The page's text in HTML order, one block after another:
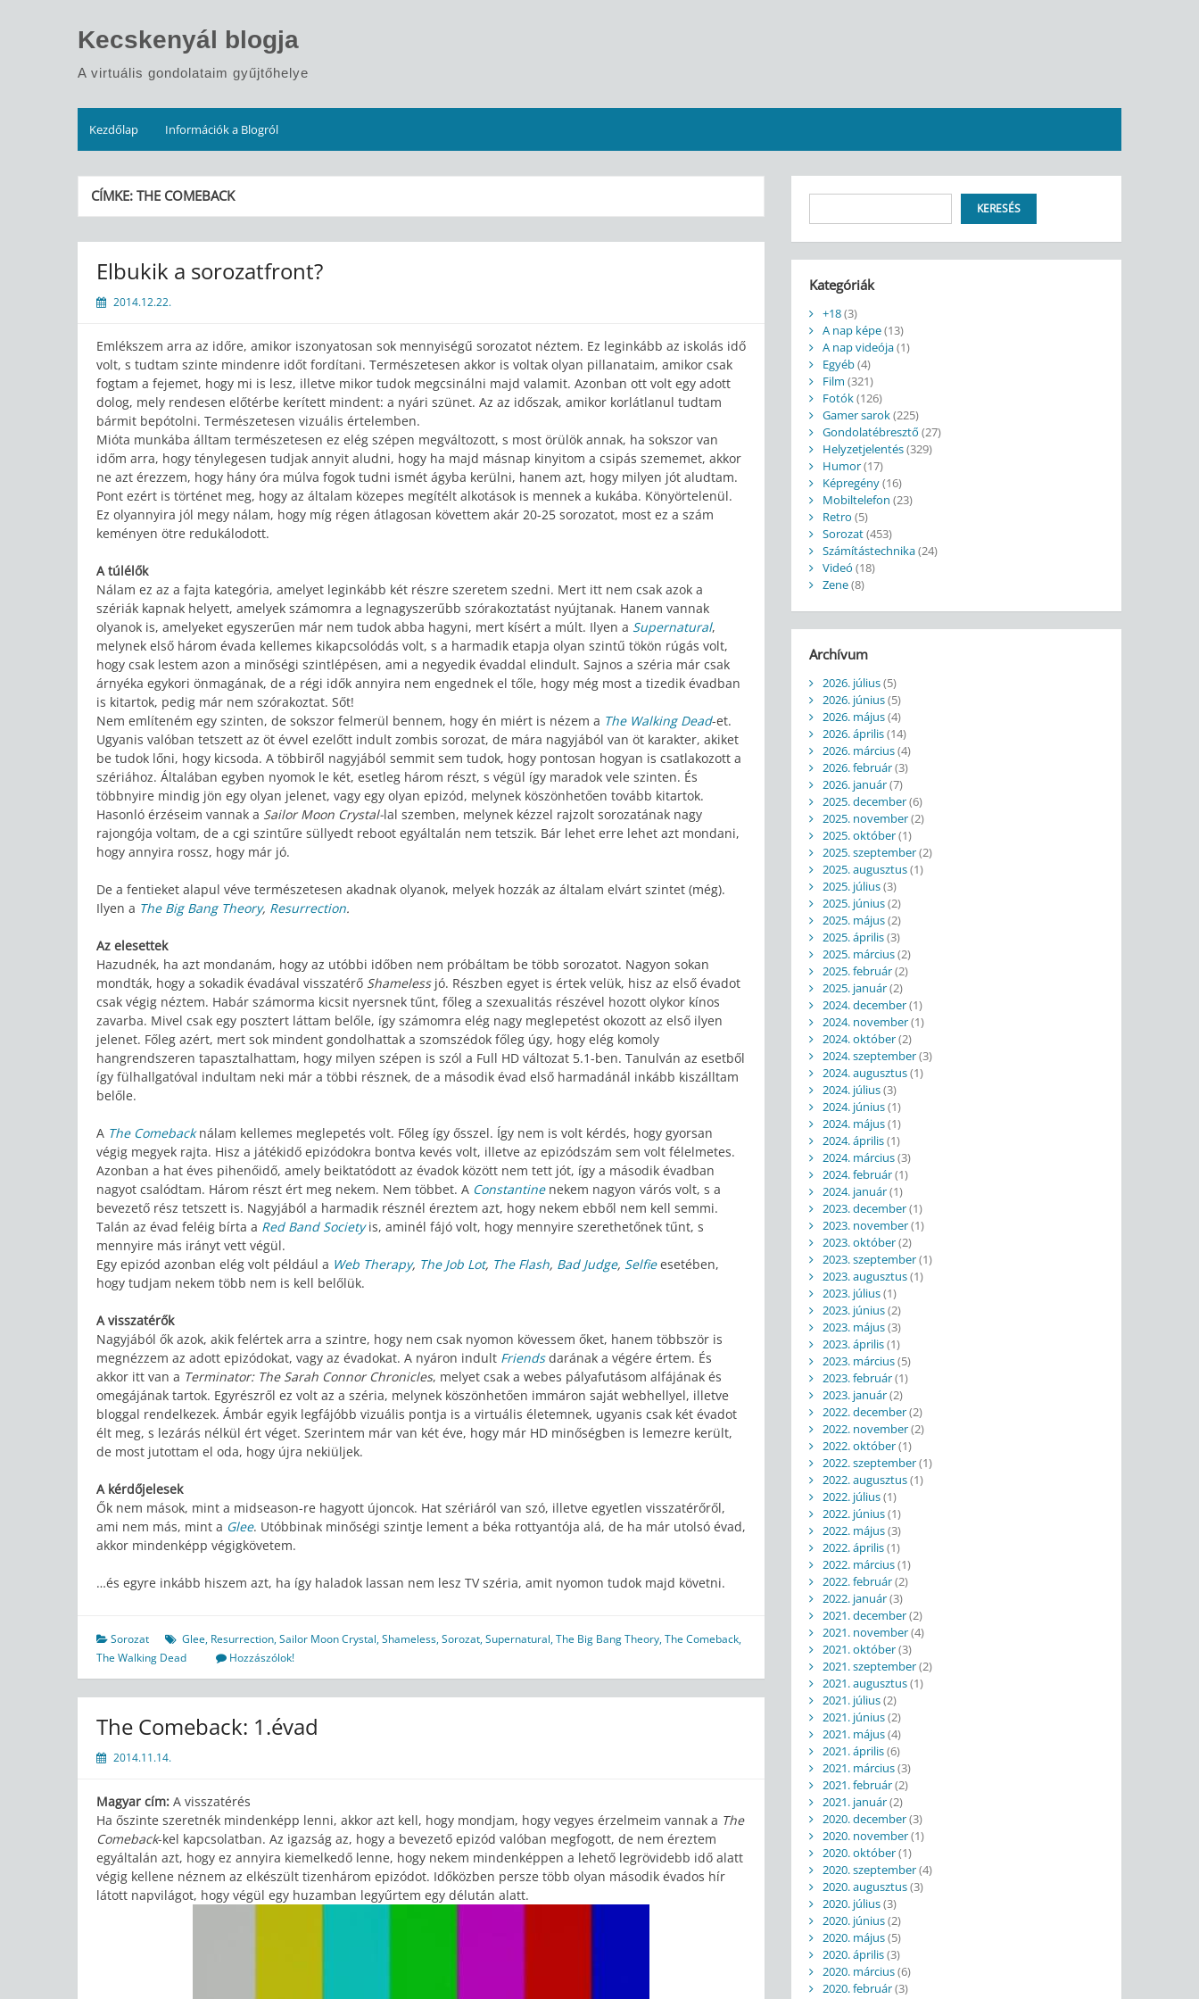
Kecskenyál blogja
A virtuális gondolataim gyűjtőhelye
Kezdőlap Információk a Blogról
CÍMKE:THE COMEBACK
Elbukik a sorozatfront?
2014.12.22.
Emlékszem arra az időre, amikor iszonyatosan sok mennyiségű sorozatot néztem. Ez leginkább az iskolás idő
volt, s tudtam szinte mindenre időt fordítani. Természetesen akkor is voltak olyan pillanataim, amikor csak
fogtam a fejemet, hogy mi is lesz, illetve mikor tudok megcsinálni majd valamit. Azonban ott volt egy adott
dolog, mely rendesen előtérbe kerített mindent: a nyári szünet. Az az időszak, amikor korlátlanul tudtam
bármit bepótolni. Természetesen vizuális értelemben.
Mióta munkába álltam természetesen ez elég szépen megváltozott, s most örülök annak, ha sokszor van
időm arra, hogy ténylegesen tudjak annyit aludni, hogy ha majd másnap kinyitom a csipás szememet, akkor
ne azt érezzem, hogy hány óra múlva fogok tudni ismét ágyba kerülni, hanem azt, hogy milyen jót aludtam.
Pont ezért is történet meg, hogy az általam közepes megítélt alkotások is mennek a kukába. Könyörtelenül.
Ez olyannyira jól megy nálam, hogy míg régen átlagosan követtem akár 20-25 sorozatot, most ez a szám
keményen ötre redukálodott.
A túlélők
Nálam ez az a fajta kategória, amelyet leginkább két részre szeretem szedni. Mert itt nem csak azok a
szériák kapnak helyett, amelyek számomra a legnagyszerűbb szórakoztatást nyújtanak. Hanem vannak
olyanok is, amelyeket egyszerűen már nem tudok abba hagyni, mert kísért a múlt. Ilyen a Supernatural,
melynek első három évada kellemes kikapcsolódás volt, s a harmadik etapja olyan szintű tökön rúgás volt,
hogy csak lestem azon a minőségi szintlépésen, ami a negyedik évaddal elindult. Sajnos a széria már csak
árnyéka egykori önmagának, de a régi idők annyira nem engednek el tőle, hogy még most a tizedik évadban
is kitartok, pedig már nem szórakoztat. Sőt!
Nem említeném egy szinten, de sokszor felmerül bennem, hogy én miért is nézem a The Walking Dead-et.
Ugyanis valóban tetszett az öt évvel ezelőtt indult zombis sorozat, de mára nagyjából van öt karakter, akiket
be tudok lőni, hogy kicsoda. A többiről nagyjából semmit sem tudok, hogy pontosan hogyan is csatlakozott a
szériához. Általában egyben nyomok le két, esetleg három részt, s végül így maradok vele szinten. És
többnyire mindig jön egy olyan jelenet, vagy egy olyan epizód, melynek köszönhetően tovább kitartok.
Hasonló érzéseim vannak a Sailor Moon Crystal-lal szemben, melynek kézzel rajzolt sorozatának nagy
rajongója voltam, de a cgi szintűre süllyedt reboot egyáltalán nem tetszik. Bár lehet erre lehet azt mondani,
hogy annyira rossz, hogy már jó.
De a fentieket alapul véve természetesen akadnak olyanok, melyek hozzák az általam elvárt szintet (még).
Ilyen a The Big Bang Theory, Resurrection.
Az elesettek
Hazudnék, ha azt mondanám, hogy az utóbbi időben nem próbáltam be több sorozatot. Nagyon sokan
mondták, hogy a sokadik évadával visszatérő Shameless jó. Részben egyet is értek velük, hisz az első évadot
csak végig néztem. Habár számorma kicsit nyersnek tűnt, főleg a szexualitás részével hozott olykor kínos
zavarba. Mivel csak egy posztert láttam belőle, így számomra elég nagy meglepetést okozott az első ilyen
jelenet. Főleg azért, mert sok mindent gondolhattak a szomszédok főleg úgy, hogy elég komoly
hangrendszeren tapasztalhattam, hogy milyen szépen is szól a Full HD változat 5.1-ben. Tanulván az esetből
így fülhallgatóval indultam neki már a többi résznek, de a második évad első harmadánál inkább kiszálltam
belőle.
A The Comeback nálam kellemes meglepetés volt. Főleg így ősszel. Így nem is volt kérdés, hogy gyorsan
végig megyek rajta. Hisz a játékidő epizódokra bontva kevés volt, illetve az epizódszám sem volt félelmetes.
Azonban a hat éves pihenőidő, amely beiktatódott az évadok között nem tett jót, így a második évadban
nagyot csalódtam. Három részt ért meg nekem. Nem többet. A Constantine nekem nagyon várós volt, s a
bevezető rész tetszett is. Nagyjából a harmadik résznél éreztem azt, hogy nekem ebből nem kell semmi.
Talán az évad feléig bírta a Red Band Societyis, aminél fájó volt, hogy mennyire szerethetőnek tűnt, s
mennyire más irányt vett végül.
Egy epizód azonban elég volt például a Web Therapy, The Job Lot, The Flash, Bad Judge, Selfie esetében,
hogy tudjam nekem több nem is kell belőlük.
A visszatérők
Nagyjából ők azok, akik felértek arra a szintre, hogy nem csak nyomon kövessem őket, hanem többször is
megnézzem az adott epizódokat, vagy az évadokat. A nyáron indult Friends darának a végére értem. És
akkor itt van a Terminator: The Sarah Connor Chronicles, melyet csak a webes pályafutásom alfájának és
omegájának tartok. Egyrészről ez volt az a széria, melynek köszönhetően immáron saját webhellyel, illetve
bloggal rendelkezek. Ámbár egyik legfájóbb vizuális pontja is a virtuális életemnek, ugyanis csak két évadot
élt meg, s lezárás nélkül ért véget. Szerintem már van két éve, hogy már HD minőségben is lemezre került,
de most jutottam el oda, hogy újra nekiüljek.
A kérdőjelesek
Ők nem mások, mint a midseason-re hagyott újoncok. Hat szériáról van szó, illetve egyetlen visszatérőről,
ami nem más, mint a Glee. Utóbbinak minőségi szintje lement a béka rottyantója alá, de ha már utolsó évad,
akkor mindenképp végigkövetem.
…és egyre inkább hiszem azt, ha így haladok lassan nem lesz TV széria, amit nyomon tudok majd követni.
Sorozat Glee, Resurrection,Sailor Moon Crystal,Shameless,Sorozat,Supernatural,The Big Bang Theory,The Comeback,
The Walking Dead
Hozzászólok!
The Comeback: 1.évad
2014.11.14.
Magyar cím: A visszatérés
Ha őszinte szeretnék mindenképp lenni, akkor azt kell, hogy mondjam, hogy vegyes érzelmeim vannak a The
Comeback-kel kapcsolatban. Az igazság az, hogy a bevezető epizód valóban megfogott, de nem éreztem
egyáltalán azt, hogy ez annyira kiemelkedő lenne, hogy nekem mindenképpen a lehető legrövidebb idő alatt
végig kellene néznem az elkészült tizenhárom epizódot. Időközben persze több olyan második évados hír
látott napvilágot, hogy végül egy huzamban legyűrtem egy délután alatt.
KERESÉS
Kategóriák
+18(3)
A nap képe(13)
A nap videója(1)
Egyéb(4)
Film (321)
Fotók(126)
Gamer sarok(225)
Gondolatébresztő (27)
Helyzetjelentés(329)
Humor(17)
Képregény(16)
Mobiltelefon (23)
Retro (5)
Sorozat(453)
Számítástechnika(24)
Videó (18)
Zene(8)
Archívum
2026. július(5)
2026. június(5)
2026. május(4)
2026. április(14)
2026. március(4)
2026. február(3)
2026. január(7)
2025. december(6)
2025. november(2)
2025. október(1)
2025. szeptember(2)
2025. augusztus(1)
2025. július(3)
2025. június(2)
2025. május(2)
2025. április(3)
2025. március(2)
2025. február(2)
2025. január(2)
2024. december(1)
2024. november(1)
2024. október(2)
2024. szeptember(3)
2024. augusztus(1)
2024. július(3)
2024. június(1)
2024. május(1)
2024. április(1)
2024. március(3)
2024. február(1)
2024. január(1)
2023. december(1)
2023. november(1)
2023. október(2)
2023. szeptember(1)
2023. augusztus(1)
2023. július(1)
2023. június(2)
2023. május(3)
2023. április(1)
2023. március(5)
2023. február(1)
2023. január(2)
2022. december(2)
2022. november(2)
2022. október(1)
2022. szeptember(1)
2022. augusztus(1)
2022. július(1)
2022. június(1)
2022. május(3)
2022. április(1)
2022. március(1)
2022. február(2)
2022. január(3)
2021. december(2)
2021. november(4)
2021. október(3)
2021. szeptember(2)
2021. augusztus(1)
2021. július(2)
2021. június(2)
2021. május(4)
2021. április(6)
2021. március(3)
2021. február(2)
2021. január(2)
2020. december(3)
2020. november(1)
2020. október(1)
2020. szeptember(4)
2020. augusztus(3)
2020. július(3)
2020. június(2)
2020. május(5)
2020. április(3)
2020. március(6)
2020. február(3)